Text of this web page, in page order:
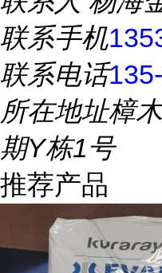
联系手机
联系电话
所在地址樟
期Y栋1号
推荐产品